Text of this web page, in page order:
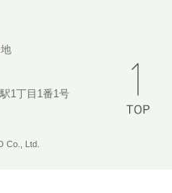
1丁目1番1号
Co., Ltd.